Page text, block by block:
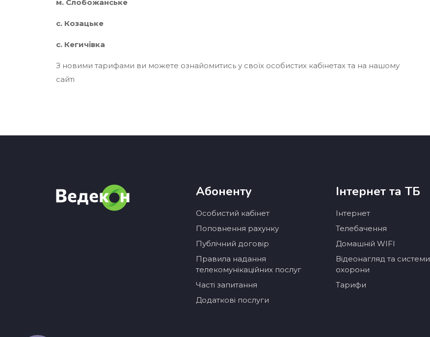
м. Слобожанське
с. Козацьке
с. Кегичівка
З новими тарифами ви можете ознайомитись у своїх особистих кабінетах та на нашому
сайті
Абоненту
Особистий кабінет
Поповнення рахунку
Публічний договір
Правила надання
телекомунікаційних послуг
Часті запитання
Додаткові послуги
Інтернет та ТБ
Інтернет
Телебачення
Домашній WIFI
Відеонагляд та системи
охорони
Тарифи